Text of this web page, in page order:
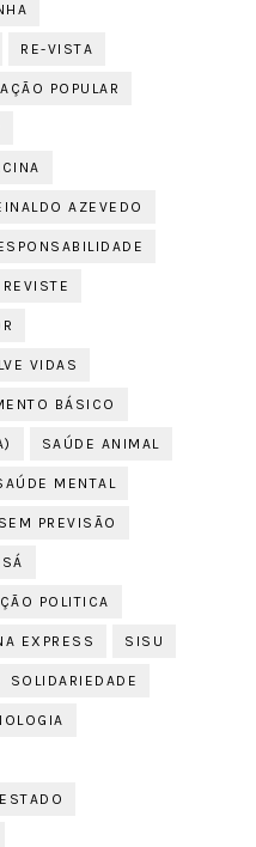
RE-VISTA
POPULAR
AZEVEDO
REVISTE
VIDAS
BÁSICO
SAÚDE ANIMAL
MENTAL
SEM PREVISÃO
POLITICA
EXPRESS SISU
SOLIDARIEDADE